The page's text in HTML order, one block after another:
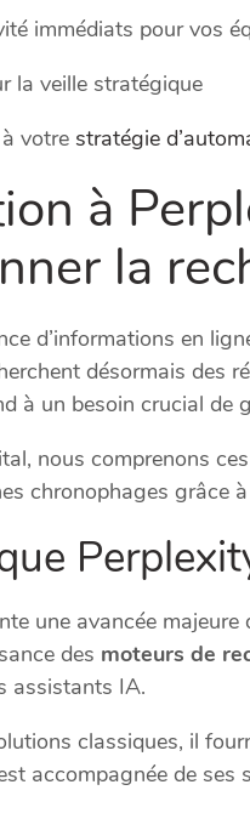
immédiats pour vos
la veille stratégique
votre stratégie
à
la
d’informations en
désormais des
à un besoin crucial de
nous comprenons
chronophages grâce
une avancée
des moteurs de
assistants IA.
classiques, il
accompagnée de